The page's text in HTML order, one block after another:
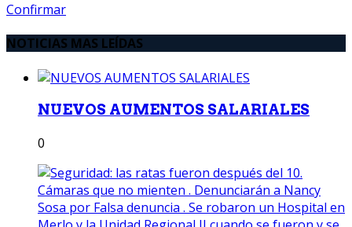
Confirmar
NOTICIAS MAS LEÍDAS
NUEVOS AUMENTOS SALARIALES
0